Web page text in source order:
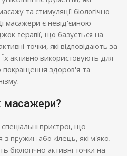
та стимуляції біологічно
масажери є невід'ємною
терапії, що базується на
точки, які відповідають за
Їх активно використовують для
покращення здоров'я та
масажери?
пристрої, що
пружин або кілець, які м'яко,
біологічно активні точки на